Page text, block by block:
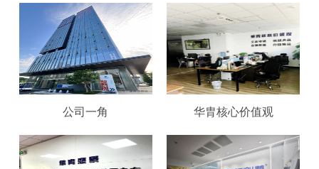
公司一角 华胄核心价值观